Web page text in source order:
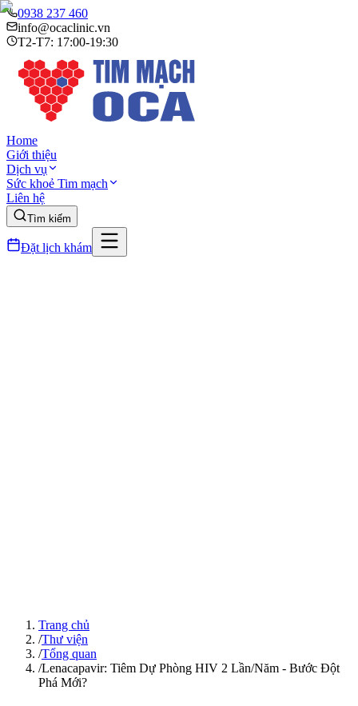
0938 237 460
info@ocaclinic.vn
T2-T7: 17:00-19:30
Home
Giới thiệu
Dịch vụ
Sức khoẻ Tim mạch
Liên hệ
Tìm kiếm
Đặt lịch khám
Trang chủ
/Thư viện
/Tổng quan
/Lenacapavir: Tiêm Dự Phòng HIV 2 Lần/Năm - Bước Đột
Phá Mới?